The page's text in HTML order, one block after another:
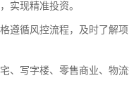
实现精准投资。
循风控流程，及时了解项
写字楼、零售商业、物流